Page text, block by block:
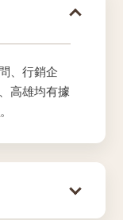
、行銷企
高雄均有據
。